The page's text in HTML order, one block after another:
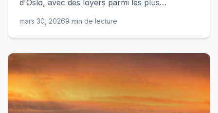
d'Oslo, avec des loyers parmi les plus
installer en 2025.
mars 30, 20269 min de lecture